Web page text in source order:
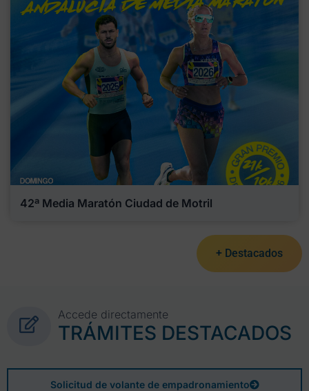
42ª Media Maratón Ciudad de Motril
+ Destacados
Accede directamente
TRÁMITES DESTACADOS
Solicitud de volante de empadronamiento